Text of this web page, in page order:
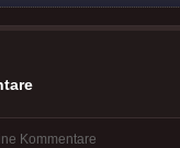
Kommentare